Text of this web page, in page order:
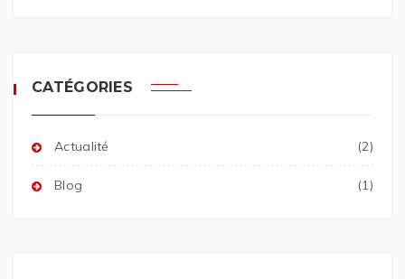
CATÉGORIES
Actualité (2)
Blog (1)